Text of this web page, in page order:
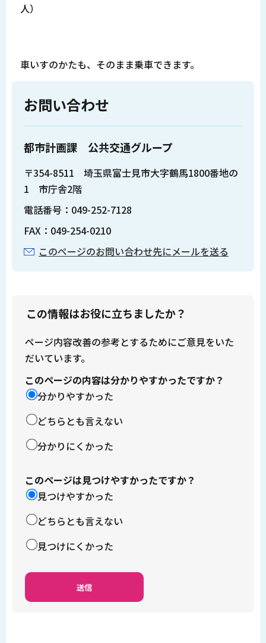
人）
車いすのかたも、そのまま乗車できます。
お問い合わせ
都市計画課 公共交通グループ
〒354-8511 埼玉県富士見市大字鶴馬1800番地の
1 市庁舎2階
電話番号：049-252-7128
FAX：049-254-0210
このページのお問い合わせ先にメールを送る
この情報はお役に立ちましたか？
ページ内容改善の参考とするためにご意見をいた
だいています。
このページの内容は分かりやすかったですか？
分かりやすかった
どちらとも言えない
分かりにくかった
このページは見つけやすかったですか？
見つけやすかった
どちらとも言えない
見つけにくかった